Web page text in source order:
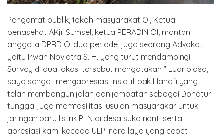
Pengamat publik, tokoh masyarakat OI, Ketua
penasehat AKjii Sumsel, ketua PERADIN OI, mantan
anggota DPRD OI dua periode, juga seorang Advokat,
yaitu Irwan Noviatra S. H. yang turut mendampingi
Survey di dua lokasi tersebut mengatakan ” Luar biasa,
saya sangat mengapresiasi insiatif pak Hanafi yang
telah membangun jalan dan jembatan sebagai Donatur
tunggal juga memfasilitasi usulan masyarakar untuk
jaringan baru listrik PLN di desa suka nanti serta
apresiasi kami kepada ULP Indra laya yang cepat